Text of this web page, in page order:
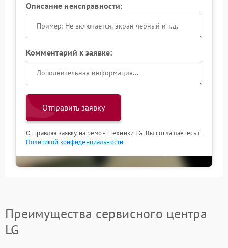
Описание неисправности:
Комментарий к заявке:
Отправить заявку
Отправляя заявку на ремонт техники LG, Вы соглашаетесь с
Политикой конфиденциальности
Преимущества сервисного центра
LG